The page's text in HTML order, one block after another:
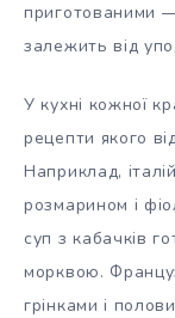
приготованими
залежить від
У кухні кожної
рецепти якого
Наприклад,
розмарином і
суп з кабачків
морквою.
грінками і